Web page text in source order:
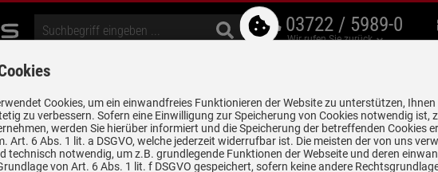
03722 / 5989-0
Wir rufen Sie zurück
& Gefrieren
Shops
5 Jahre Garantie auf
alle gekennzeichneten Produkte
& Armaturen Keramikspülen Villeroy & Boch Spülstein Doppelbecken Weiß (alpi…
Cookies, um ein einwandfreies Funktionieren der Website zu unterstützen,
zu verbessern. Sofern eine Einwilligung zur Speicherung von Cookies notwendig ist,
werden Sie hierüber informiert und die Speicherung der betreffenden Cookies
Art. 6 Abs. 1 lit. a DSGVO, welche jederzeit widerrufbar ist. Die meisten der von uns
technisch notwendig, um z.B. grundlegende Funktionen der Webseite und deren
von Art. 6 Abs. 1 lit. f DSGVO gespeichert, sofern keine andere